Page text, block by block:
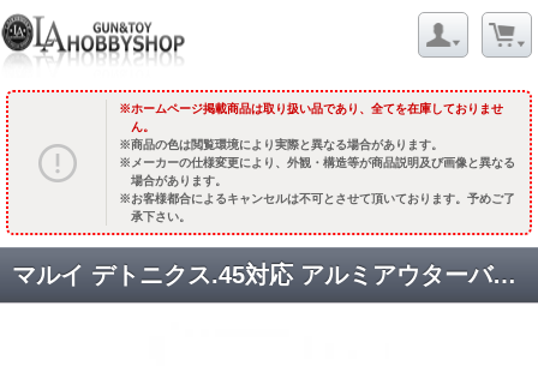
ホームページ掲載商品は取り扱い品であり、全てを在庫しておりませ
ん。
商品の色は閲覧環境により実際と異なる場合があります。
メーカーの仕様変更により、外観・構造等が商品説明及び画像と異なる
場合があります。
お客様都合によるキャンセルは不可とさせて頂いております。予めご了
承下さい。
マルイ デトニクス.45対応 アルミアウターバレル(2016Ver) [DETONICS-09(SVH)] [取寄]